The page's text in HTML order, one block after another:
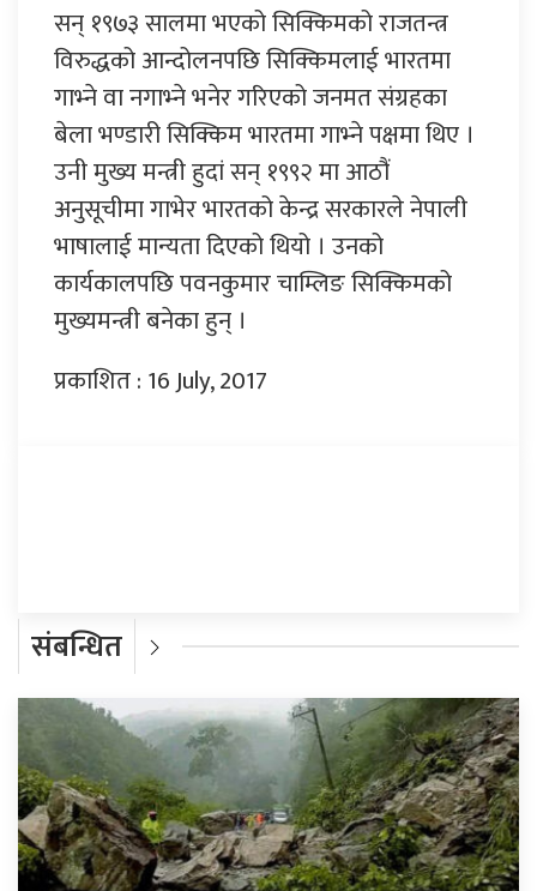
सन् १९७३ सालमा भएको सिक्किमको राजतन्त्र
विरुद्धको आन्दोलनपछि सिक्किमलाई भारतमा
गाभ्ने वा नगाभ्ने भनेर गरिएको जनमत संग्रहका
बेला भण्डारी सिक्किम भारतमा गाभ्ने पक्षमा थिए ।
उनी मुख्य मन्त्री हुदां सन् १९९२ मा आठौं
अनुसूचीमा गाभेर भारतको केन्द्र सरकारले नेपाली
भाषालाई मान्यता दिएको थियो । उनको
कार्यकालपछि पवनकुमार चाम्लिङ सिक्किमको
मुख्यमन्त्री बनेका हुन् ।
प्रकाशित : 16 July, 2017
संबन्धित